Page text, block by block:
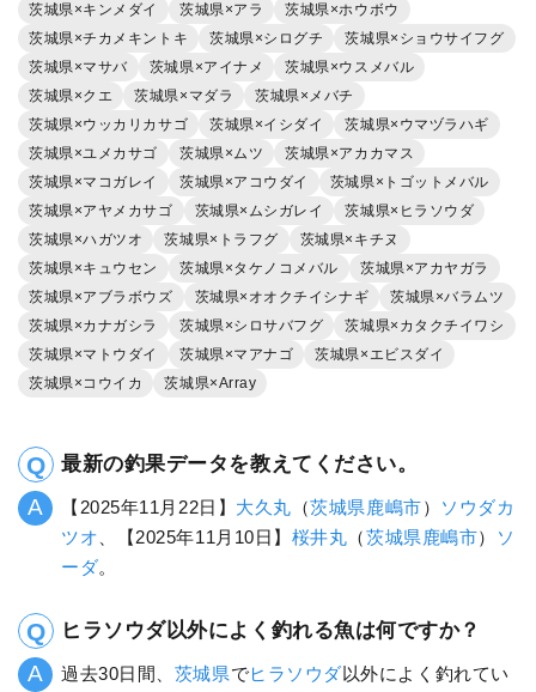
茨城県×キンメダイ
茨城県×アラ
茨城県×ホウボウ
茨城県×チカメキントキ
茨城県×シログチ
茨城県×ショウサイフグ
茨城県×マサバ
茨城県×アイナメ
茨城県×ウスメバル
茨城県×クエ
茨城県×マダラ
茨城県×メバチ
茨城県×ウッカリカサゴ
茨城県×イシダイ
茨城県×ウマヅラハギ
茨城県×ユメカサゴ
茨城県×ムツ
茨城県×アカカマス
茨城県×マコガレイ
茨城県×アコウダイ
茨城県×トゴットメバル
茨城県×アヤメカサゴ
茨城県×ムシガレイ
茨城県×ヒラソウダ
茨城県×ハガツオ
茨城県×トラフグ
茨城県×キチヌ
茨城県×キュウセン
茨城県×タケノコメバル
茨城県×アカヤガラ
茨城県×アブラボウズ
茨城県×オオクチイシナギ
茨城県×バラムツ
茨城県×カナガシラ
茨城県×シロサバフグ
茨城県×カタクチイワシ
茨城県×マトウダイ
茨城県×マアナゴ
茨城県×エビスダイ
茨城県×コウイカ
茨城県×Array
最新の釣果データを教えてください。
【2025年11月22日】 大久丸 （茨城県鹿嶋市）
ソウダカ
ツオ、【2025年11月10日】 桜井丸 （茨城県鹿嶋市）
ソ
ーダ。
ヒラソウダ以外によく釣れる魚は何ですか？
過去30日間、 茨城県でヒラソウダ以外によく釣れてい